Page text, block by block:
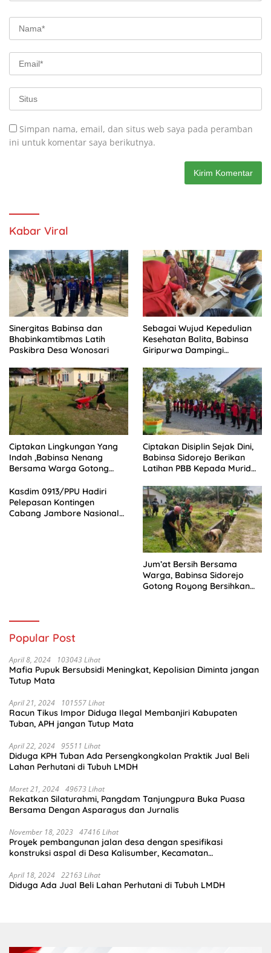
Simpan nama, email, dan situs web saya pada peramban
ini untuk komentar saya berikutnya.
Kabar Viral
Sinergitas Babinsa dan
Bhabinkamtibmas Latih
Paskibra Desa Wonosari
Sebagai Wujud Kepedulian
Kesehatan Balita, Babinsa
Giripurwa Dampingi
Ciptakan Lingkungan Yang
Indah ,Babinsa Nenang
Bersama Warga Gotong
Ciptakan Disiplin Sejak Dini,
Babinsa Sidorejo Berikan
Latihan PBB Kepada Murid
Kasdim 0913/PPU Hadiri
Pelepasan Kontingen
Cabang Jambore Nasional
Jum’at Bersih Bersama
Warga, Babinsa Sidorejo
Gotong Royong Bersihkan
Popular Post
April 8, 2024 103043 Lihat
Mafia Pupuk Bersubsidi Meningkat, Kepolisian Diminta jangan
Tutup Mata
April 21, 2024 101557 Lihat
Racun Tikus Impor Diduga Ilegal Membanjiri Kabupaten
Tuban, APH jangan Tutup Mata
April 22, 2024 95511 Lihat
Diduga KPH Tuban Ada Persengkongkolan Praktik Jual Beli
Lahan Perhutani di Tubuh LMDH
Maret 21, 2024 49673 Lihat
Rekatkan Silaturahmi, Pangdam Tanjungpura Buka Puasa
Bersama Dengan Asparagus dan Jurnalis
November 18, 2023 47416 Lihat
Proyek pembangunan jalan desa dengan spesifikasi
konstruksi aspal di Desa Kalisumber, Kecamatan
sudah selesai di tahun 2023
April 18, 2024 22163 Lihat
Diduga Ada Jual Beli Lahan Perhutani di Tubuh LMDH